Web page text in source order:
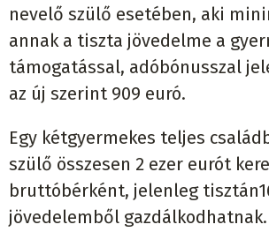
nevelő szülő esetében, aki
annak a tiszta jövedelme a
támogatással, adóbónusszal
az új szerint 909 euró.
Egy kétgyermekes teljes
szülő összesen 2 ezer eurót
bruttóbérként, jelenleg
jövedelemből